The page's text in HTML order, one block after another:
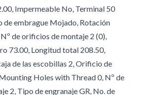
Impermeable No, Terminal 50
de embrague Mojado, Rotación
de orificios de montaje 2 (0),
73.00, Longitud total 208.50,
de las escobillas 2, Orificio de
Holes with Thread 0, Nº de
2, Tipo de engranaje GR, No. de